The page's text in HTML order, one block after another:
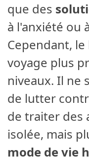
que des
à l'anxiété ou
Cependant,
voyage plus
niveaux. Il ne
de lutter
de traiter des
isolée, mais
mode de vie